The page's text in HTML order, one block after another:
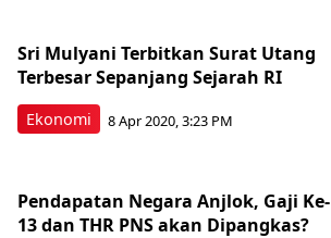
Ekonomi
Sri Mulyani Terbitkan Surat Utang
Terbesar Sepanjang Sejarah RI
8 Apr 2020, 3:23 PM
Pendapatan Negara Anjlok, Gaji Ke-
13 dan THR PNS akan Dipangkas?